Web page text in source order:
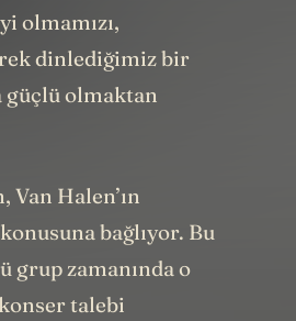
olmamızı,
dinlediğimiz bir
güçlü olmaktan
Halen’ın
bağlıyor. Bu
grup zamanında o
talebi